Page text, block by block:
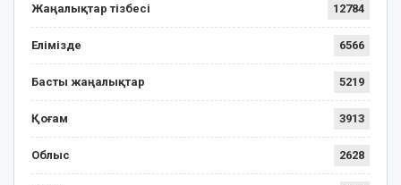
Жаңалықтар тізбесі 12784
Елімізде 6566
Басты жаңалықтар 5219
Қоғам 3913
Облыс 2628